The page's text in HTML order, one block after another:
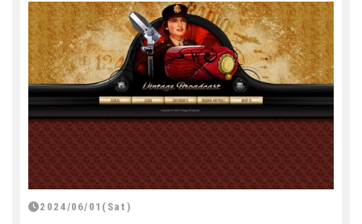
2024/06/01(Sat)